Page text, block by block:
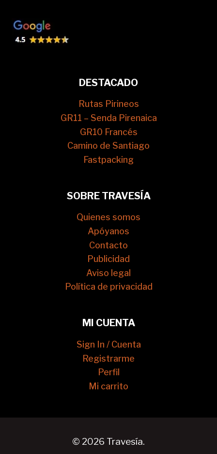
DESTACADO
Rutas Pirineos
GR11 – Senda Pirenaica
GR10 Francés
Camino de Santiago
Fastpacking
SOBRE TRAVESÍA
Quienes somos
Apóyanos
Contacto
Publicidad
Aviso legal
Política de privacidad
MI CUENTA
Sign In / Cuenta
Registrarme
Perfil
Mi carrito
© 2026 Travesía.